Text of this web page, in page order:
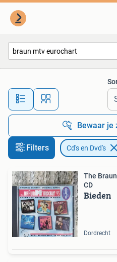
Alle
Bewaar je
Filters Cd's en Dvd's
The
CD
Bieden
Dordrecht